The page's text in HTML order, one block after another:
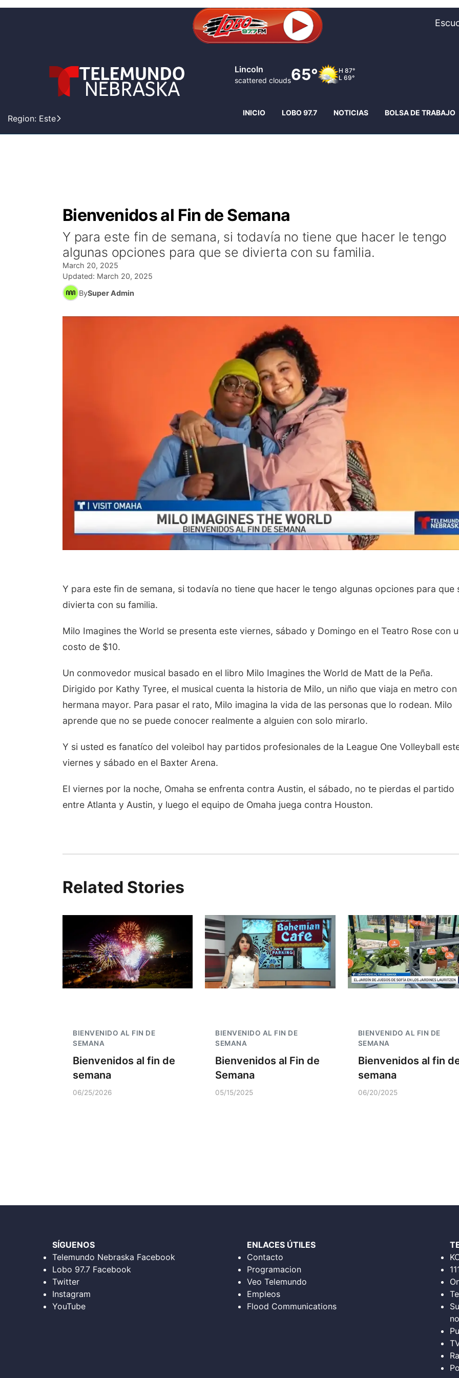
Region: Este
Lincoln
scattered clouds65° H 87°
L 69°
INICIO LOBO 97.7 NOTICIAS BOLSA DE TRABAJO
Bienvenidos al Fin de Semana
Y para este fin de semana, si todavía no tiene que hacer le tengo
algunas opciones para que se divierta con su familia.
March 20, 2025
Updated: March 20, 2025
BySuper Admin
Y para este fin de semana, si todavía no tiene que hacer le tengo algunas opciones para que
divierta con su familia.
Milo Imagines the World se presenta este viernes, sábado y Domingo en el Teatro Rose con
costo de $10.
Un conmovedor musical basado en el libro Milo Imagines the World de Matt de la Peña.
Dirigido por Kathy Tyree, el musical cuenta la historia de Milo, un niño que viaja en metro con
hermana mayor. Para pasar el rato, Milo imagina la vida de las personas que lo rodean. Milo
aprende que no se puede conocer realmente a alguien con solo mirarlo.
Y si usted es fanatíco del voleibol hay partidos profesionales de la League One Volleyball
viernes y sábado en el Baxter Arena.
El viernes por la noche, Omaha se enfrenta contra Austin, el sábado, no te pierdas el partido
entre Atlanta y Austin, y luego el equipo de Omaha juega contra Houston.
Related Stories
BIENVENIDO AL FIN DE
SEMANA
Bienvenidos al fin de
semana
06/25/2026
BIENVENIDO AL FIN DE
SEMANA
Bienvenidos al Fin de
Semana
05/15/2025
BIENVENIDO AL FIN DE
SEMANA
Bienvenidos al fin
semana
06/20/2025
SÍGUENOS
Telemundo Nebraska Facebook
Lobo 97.7 Facebook
Twitter
Instagram
YouTube
ENLACES ÚTILES
Contacto
Programacion
Veo Telemundo
Empleos
Flood Communications